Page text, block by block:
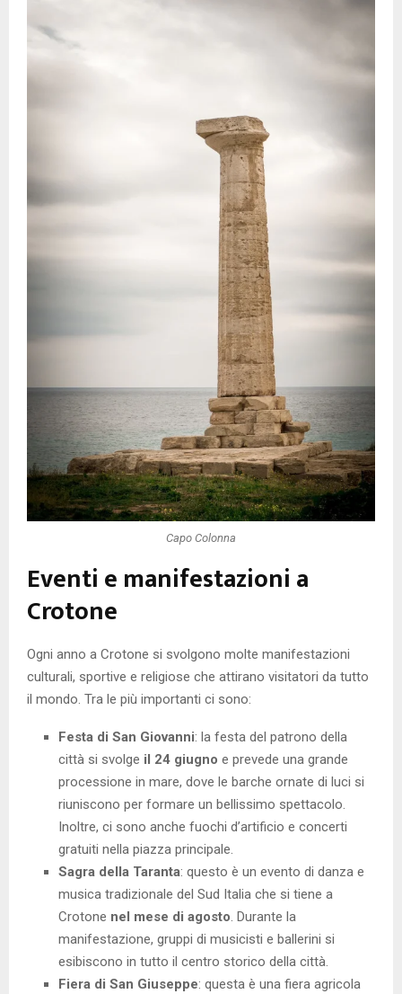
Capo Colonna
Eventi e manifestazioni a
Crotone
Ogni anno a Crotone si svolgono molte manifestazioni
culturali, sportive e religiose che attirano visitatori da tutto
il mondo. Tra le più importanti ci sono:
Festa di San Giovanni: la festa del patrono della
città si svolge il 24 giugno e prevede una grande
processione in mare, dove le barche ornate di luci si
riuniscono per formare un bellissimo spettacolo.
Inoltre, ci sono anche fuochi d’artificio e concerti
gratuiti nella piazza principale.
Sagra della Taranta: questo è un evento di danza e
musica tradizionale del Sud Italia che si tiene a
Crotone nel mese di agosto. Durante la
manifestazione, gruppi di musicisti e ballerini si
esibiscono in tutto il centro storico della città.
Fiera di San Giuseppe: questa è una fiera agricola